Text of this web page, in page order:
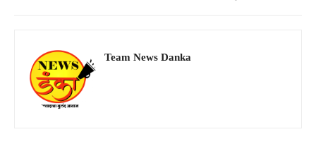
Team News Danka